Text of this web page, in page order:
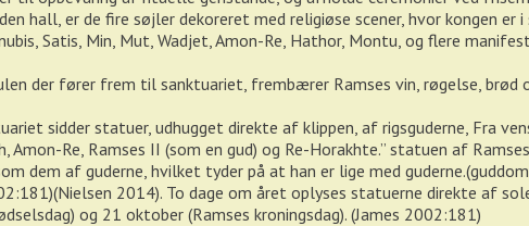
hall, er de fire søjler dekoreret med religiøse scener, hvor kongen er i
Satis, Min, Mut, Wadjet, Amon-Re, Hathor, Montu, og flere
der fører frem til sanktuariet, frembærer Ramses vin, røgelse,
sidder statuer, udhugget direkte af klippen, af rigsguderne, Fra
Amon-Re, Ramses II (som en gud) og Re-Horakhte.” statuen af
dem af guderne, hvilket tyder på at han er lige med
2014). To dage om året oplyses statuerne direkte af
og 21 oktober (Ramses kroningsdag). (James 2002:181)